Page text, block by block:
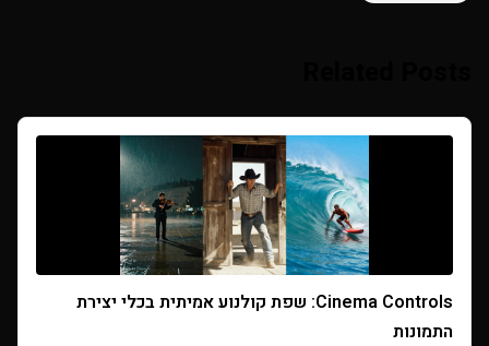
Cinema Controls: שפת קולנוע אמיתית בכלי יצירת
התמונות